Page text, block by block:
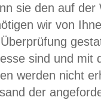
sie den auf der
wir von
sind und mit
werden nicht
der